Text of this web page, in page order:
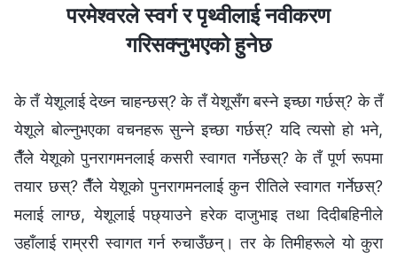
परमेश्‍वरले स्वर्ग र पृथ्वीलाई नवीकरण
गरिसक्‍नुभएको हुनेछ
के तँ येशूलाई देख्‍न चाहन्छस्? के तँ येशूसँग बस्‍ने इच्छा गर्छस्? के तँ
येशूले बोल्नुभएका वचनहरू सुन्‍ने इच्छा गर्छस्? यदि त्यसो हो भने,
तैँले येशूको पुनरागमनलाई कसरी स्वागत गर्नेछस्? के तँ पूर्ण रूपमा
तयार छस्? तैँले येशूको पुनरागमनलाई कुन रीतिले स्वागत गर्नेछस्?
मलाई लाग्छ, येशूलाई पछ्याउने हरेक दाजुभाइ तथा दिदीबहिनीले
उहाँलाई राम्ररी स्वागत गर्न रुचाउँछन्। तर के तिमीहरूले यो कुरा